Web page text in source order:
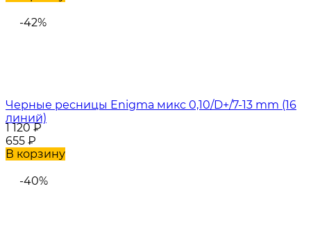
-42%
Черные ресницы Enigma микс 0,10/D+/7-13 mm (16
линий)
1 120₽
655 ₽
В корзину
-40%